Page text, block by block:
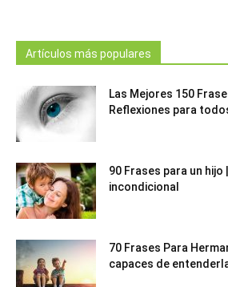
Artículos más populares
Las Mejores 150
Reflexiones para
90 Frases para un hijo
incondicional
70 Frases Para
capaces de